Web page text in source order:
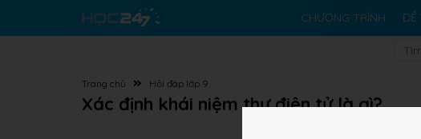
CHƯƠNG TRÌNH ĐỀ
Trang chủ Hỏi đáp lớp 9
Xác định khái niệm thư điện tử là gì?